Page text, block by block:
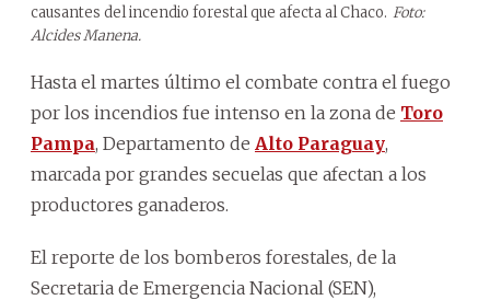
causantes del incendio forestal que afecta al Chaco. Foto:
Alcides Manena.
Hasta el martes último el combate contra el fuego
por los incendios fue intenso en la zona de Toro
Pampa, Departamento de Alto Paraguay,
marcada por grandes secuelas que afectan a los
productores ganaderos.
El reporte de los bomberos forestales, de la
Secretaria de Emergencia Nacional (SEN),